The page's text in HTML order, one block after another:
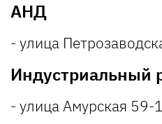
АНД
- улица
Индустриальный
- улица Амурская